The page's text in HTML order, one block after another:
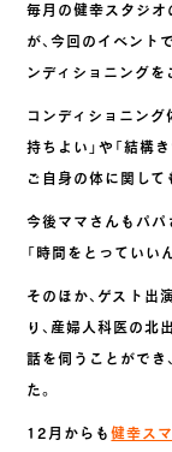
毎月の健幸スタジ
が、今回のイベント
ンディショニングを
コンディショニン
持ちよい」や「結構
ご自身の体に関して
今後ママさんもパパ
「時間をとっていい
そのほか、ゲスト出
り、産婦人科医の北
話を伺うことができ
た。
12月からも健幸ス